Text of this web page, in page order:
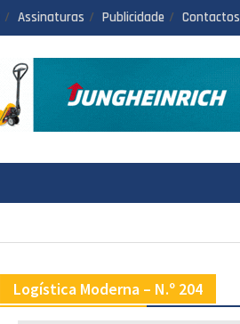
Assinaturas Publicidade Contactos
Logística Moderna – N.º 204